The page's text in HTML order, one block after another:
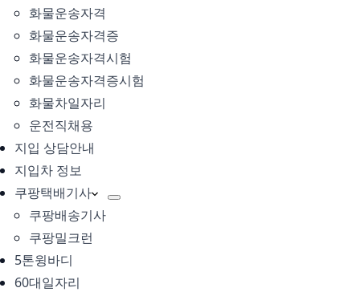
화물운송자격
화물운송자격증
화물운송자격시험
화물운송자격증시험
화물차일자리
운전직채용
지입 상담안내
지입차 정보
쿠팡택배기사
쿠팡배송기사
쿠팡밀크런
5톤윙바디
60대일자리